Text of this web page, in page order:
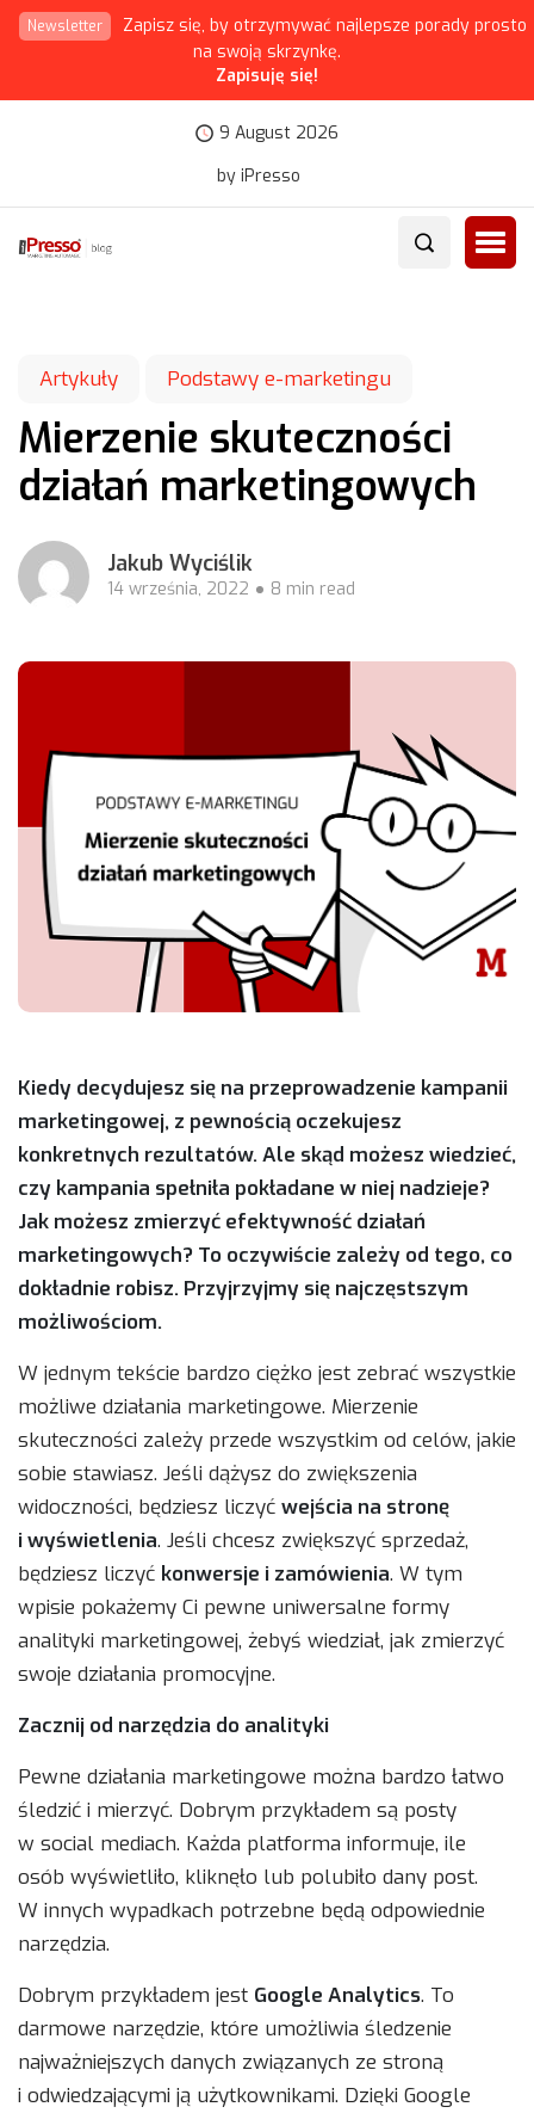
Newsletter
Zapisz się, by otrzymywać najlepsze porady prosto
na swoją skrzynkę.
Zapisuję się!
9 August 2026
by iPresso
Artykuły Podstawy e-marketingu
Mierzenie skuteczności
działań marketingowych
Jakub Wyciślik
14 września, 2022 8 min read
Kiedy decydujesz się na przeprowadzenie kampanii
marketingowej, z pewnością oczekujesz
konkretnych rezultatów. Ale skąd możesz wiedzieć,
czy kampania spełniła pokładane w niej nadzieje?
Jak możesz zmierzyć efektywność działań
marketingowych? To oczywiście zależy od tego, co
dokładnie robisz. Przyjrzyjmy się najczęstszym
możliwościom.
W jednym tekście bardzo ciężko jest zebrać wszystkie
możliwe działania marketingowe. Mierzenie
skuteczności zależy przede wszystkim od celów, jakie
sobie stawiasz. Jeśli dążysz do zwiększenia
widoczności, będziesz liczyć wejścia na stronę
i wyświetlenia. Jeśli chcesz zwiększyć sprzedaż,
będziesz liczyć konwersje i zamówienia. W tym
wpisie pokażemy Ci pewne uniwersalne formy
analityki marketingowej, żebyś wiedział, jak zmierzyć
swoje działania promocyjne.
Zacznij od narzędzia do analityki
Pewne działania marketingowe można bardzo łatwo
śledzić i mierzyć. Dobrym przykładem są posty
w social mediach. Każda platforma informuje, ile
osób wyświetliło, kliknęło lub polubiło dany post.
W innych wypadkach potrzebne będą odpowiednie
narzędzia.
Dobrym przykładem jest Google Analytics. To
darmowe narzędzie, które umożliwia śledzenie
najważniejszych danych związanych ze stroną
i odwiedzającymi ją użytkownikami. Dzięki Google